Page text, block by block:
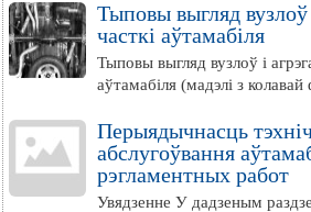
Тыповы выгляд вузлоў
часткі аўтамабіля
Тыповы выгляд вузлоў і
аўтамабіля (мадэлі з
Перыядычнасць
абслугоўвання
рэгламентных работ
Увядзенне У дадзеным